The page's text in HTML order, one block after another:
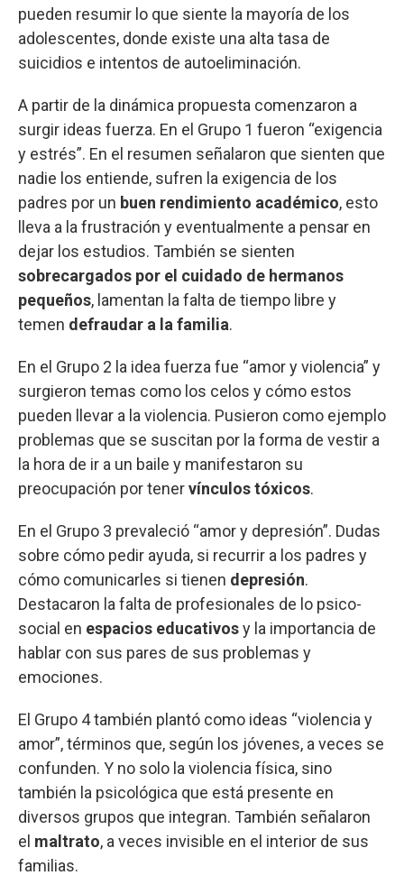
pueden resumir lo que siente la mayoría de los
adolescentes, donde existe una alta tasa de
suicidios e intentos de autoeliminación.
A partir de la dinámica propuesta comenzaron a
surgir ideas fuerza. En el Grupo 1 fueron “exigencia
y estrés”. En el resumen señalaron que sienten que
nadie los entiende, sufren la exigencia de los
padres por un buen rendimiento académico, esto
lleva a la frustración y eventualmente a pensar en
dejar los estudios. También se sienten
sobrecargados por el cuidado de hermanos
pequeños, lamentan la falta de tiempo libre y
temen defraudar a la familia.
En el Grupo 2 la idea fuerza fue “amor y violencia” y
surgieron temas como los celos y cómo estos
pueden llevar a la violencia. Pusieron como ejemplo
problemas que se suscitan por la forma de vestir a
la hora de ir a un baile y manifestaron su
preocupación por tenervínculos tóxicos.
En el Grupo 3 prevaleció “amor y depresión”. Dudas
sobre cómo pedir ayuda, si recurrir a los padres y
cómo comunicarles si tienen depresión.
Destacaron la falta de profesionales de lo psico-
social en espacios educativosy la importancia de
hablar con sus pares de sus problemas y
emociones.
El Grupo 4 también plantó como ideas “violencia y
amor”, términos que, según los jóvenes, a veces se
confunden. Y no solo la violencia física, sino
también la psicológica que está presente en
diversos grupos que integran. También señalaron
el maltrato, a veces invisible en el interior de sus
familias.